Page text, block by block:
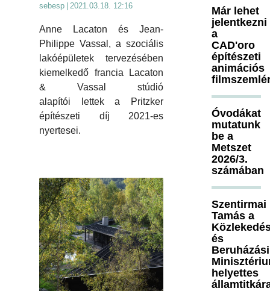
sebesp | 2021.03.18. 12:16
Anne Lacaton és Jean-
Philippe Vassal, a szociális
lakóépületek tervezésében
kiemelkedő francia Lacaton
& Vassal stúdió
alapítói lettek a Pritzker
építészeti díj 2021-es
nyertesei.
Már lehet
jelentkezni
a
CAD'oro
építészeti
animációs
Óvodákat
mutatunk
be a
Metszet
2026/3.
számában
Szentirmai
Tamás a
és
Beruházási
helyettes